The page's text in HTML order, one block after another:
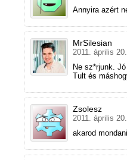
Annyira azért
MrSilesian
2011. április
Ne sz*rjunk.
Tult és
Zsolesz
2011. április
akarod